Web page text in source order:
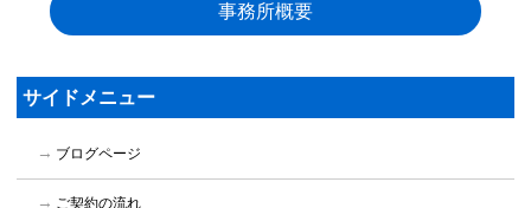
事務所概要
サイドメニュー
ブログページ
ご契約の流れ